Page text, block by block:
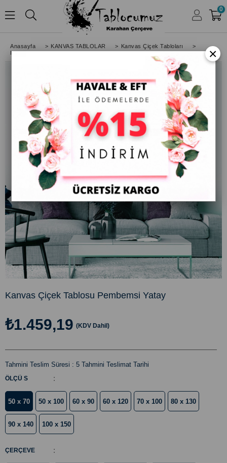
HESABIM
0
Anasayfa > KANVAS TABLOLAR > Kanvas Çiçek Tabloları
>
Kanvas Çiçek Tablosu Pembemsi Yatay
Kanvas Çiçek Tablosu Pembemsi Yatay
₺1.459,19 (KDV Dahil)
Tahmini Teslim Süresi : 5 Tahmini Teslimat Tarihi
ÖLÇÜ S :
50 x 70 50 x 100 60 x 90 60 x 120 70 x 100 80 x 130
90 x 140 100 x 150
ÇERÇEVE :
×